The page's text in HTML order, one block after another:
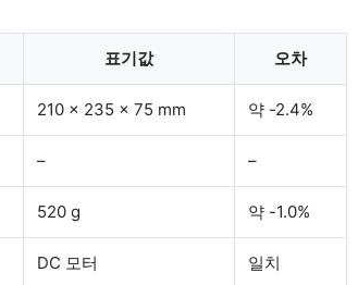
표기값 오차
210 x 235 x 75 mm 약 -2.4%
– –
520 g 약 -1.0%
DC 모터 일치